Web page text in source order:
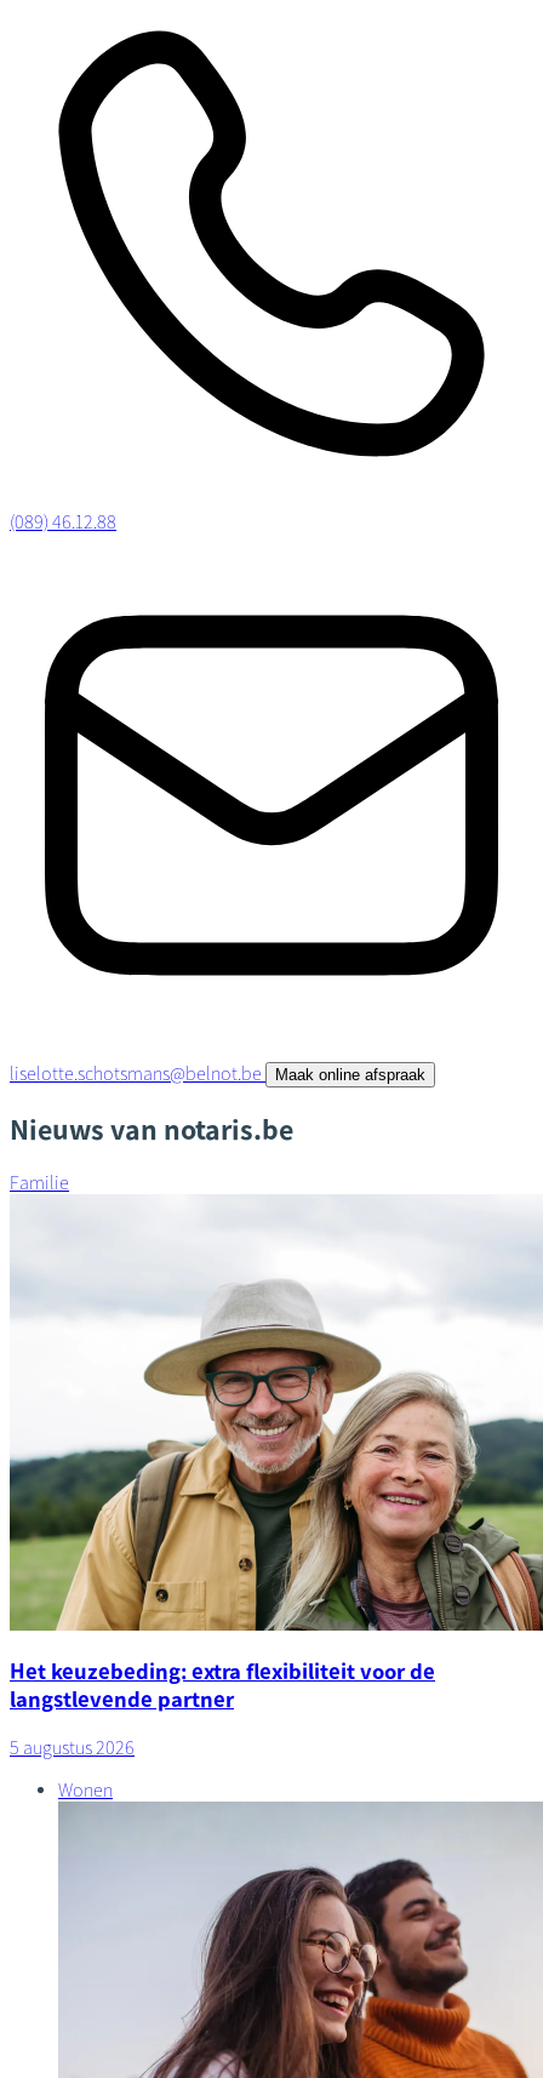
(089) 46.12.88
liselotte.schotsmans@belnot.be Maak online afspraak
Nieuws van notaris.be
Familie
Het keuzebeding: extra flexibiliteit voor de
langstlevende partner
5 augustus 2026
Wonen